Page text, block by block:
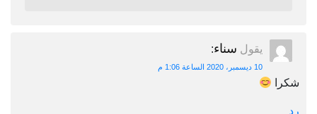
يقول سناء:
10 ديسمبر، 2020 الساعة 1:06 م
شكرا
رد